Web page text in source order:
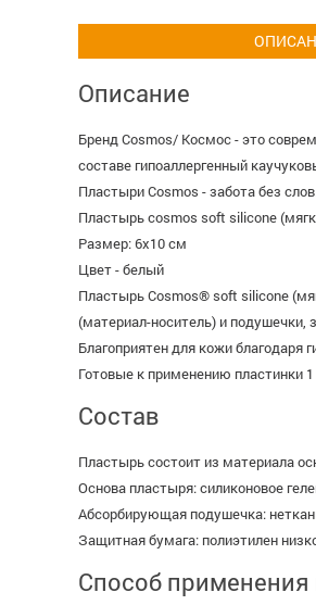
Описание
Бренд Cosmos/ Космос - это
составе гипоаллергенный
Пластыри Cosmos - забота без
Пластырь cosmos soft silicone
Размер: 6х10 см
Цвет - белый
Пластырь Cosmos® soft silicone
(материал-носитель) и
Благоприятен для кожи благодаря
Готовые к применению пластинки
Состав
Пластырь состоит из материала
Основа пластыря: силиконовое
Абсорбирующая подушечка:
Защитная бумага: полиэтилен
Способ применения